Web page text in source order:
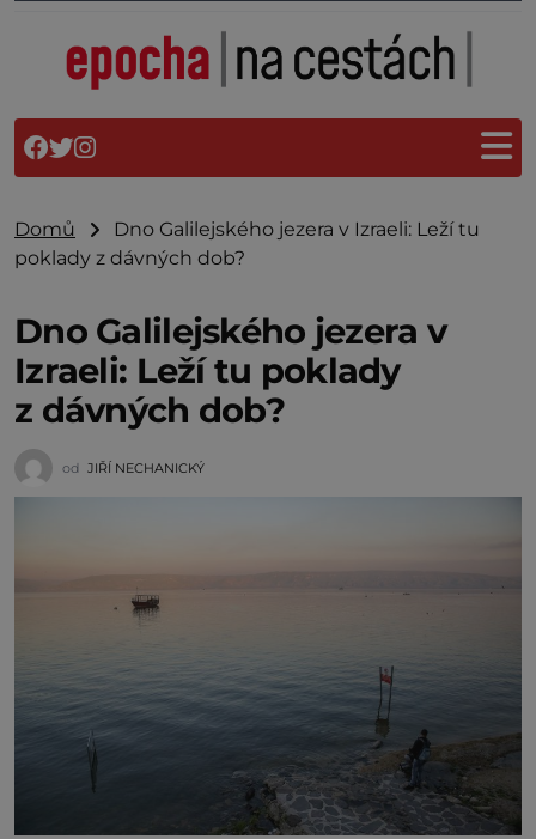
Domů
Dno Galilejského jezera v Izraeli: Leží tu
poklady z dávných dob?
Dno Galilejského jezera v
Izraeli: Leží tu poklady
z dávných dob?
od JIŘÍ NECHANICKÝ